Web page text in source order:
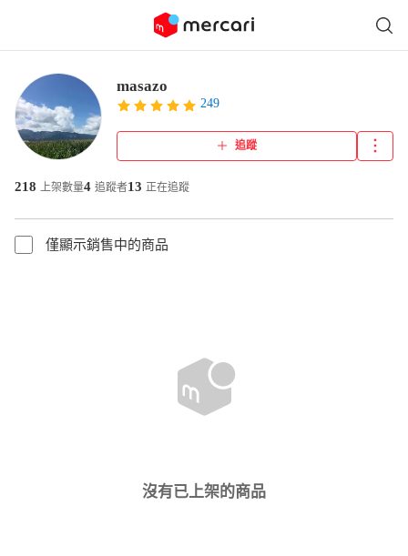
masazo
249
追蹤
218 上架數量4 追蹤者13 正在追蹤
僅顯示銷售中的商品
沒有已上架的商品